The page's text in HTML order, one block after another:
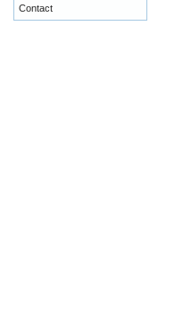
Contact